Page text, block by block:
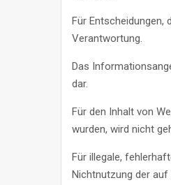
Für Entscheidungen,
Verantwortung.
Das
dar.
Für den Inhalt von
wurden, wird nicht
Für illegale,
Nichtnutzung der